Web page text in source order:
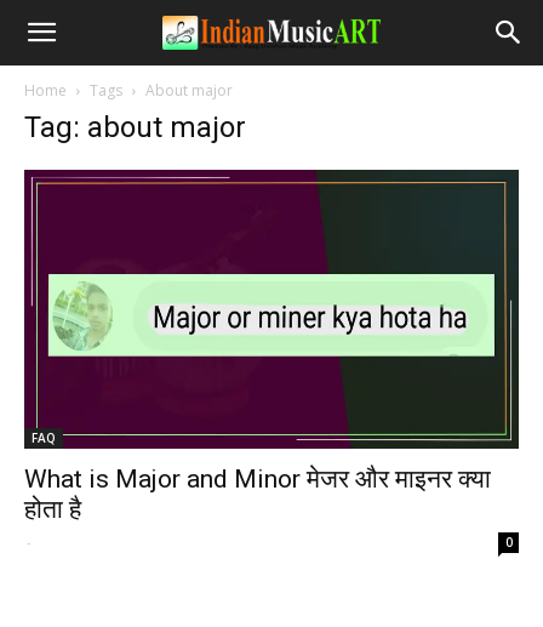
Home Tags About major
Tag: about major
FAQ
What is Major and Minor मेजर और माइनर क्या
होता है
- 0